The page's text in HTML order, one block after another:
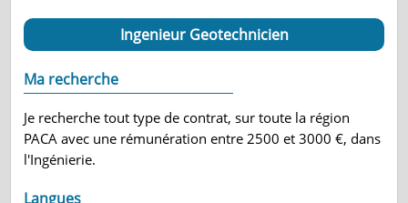
Ingenieur Geotechnicien
Ma recherche
Je recherche tout type de contrat, sur toute la région
PACA avec une rémunération entre 2500 et 3000 €, dans
l'Ingénierie.
Langues